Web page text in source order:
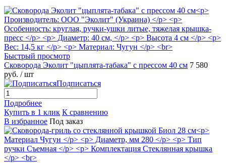
Быстрый просмотр
Сковорода Эколит "цыплята-табака" с прессом 40 см 7 580
руб. / шт
Подписаться
Подробнее
Купить в 1 клик К сравнению
В избранное Под заказ